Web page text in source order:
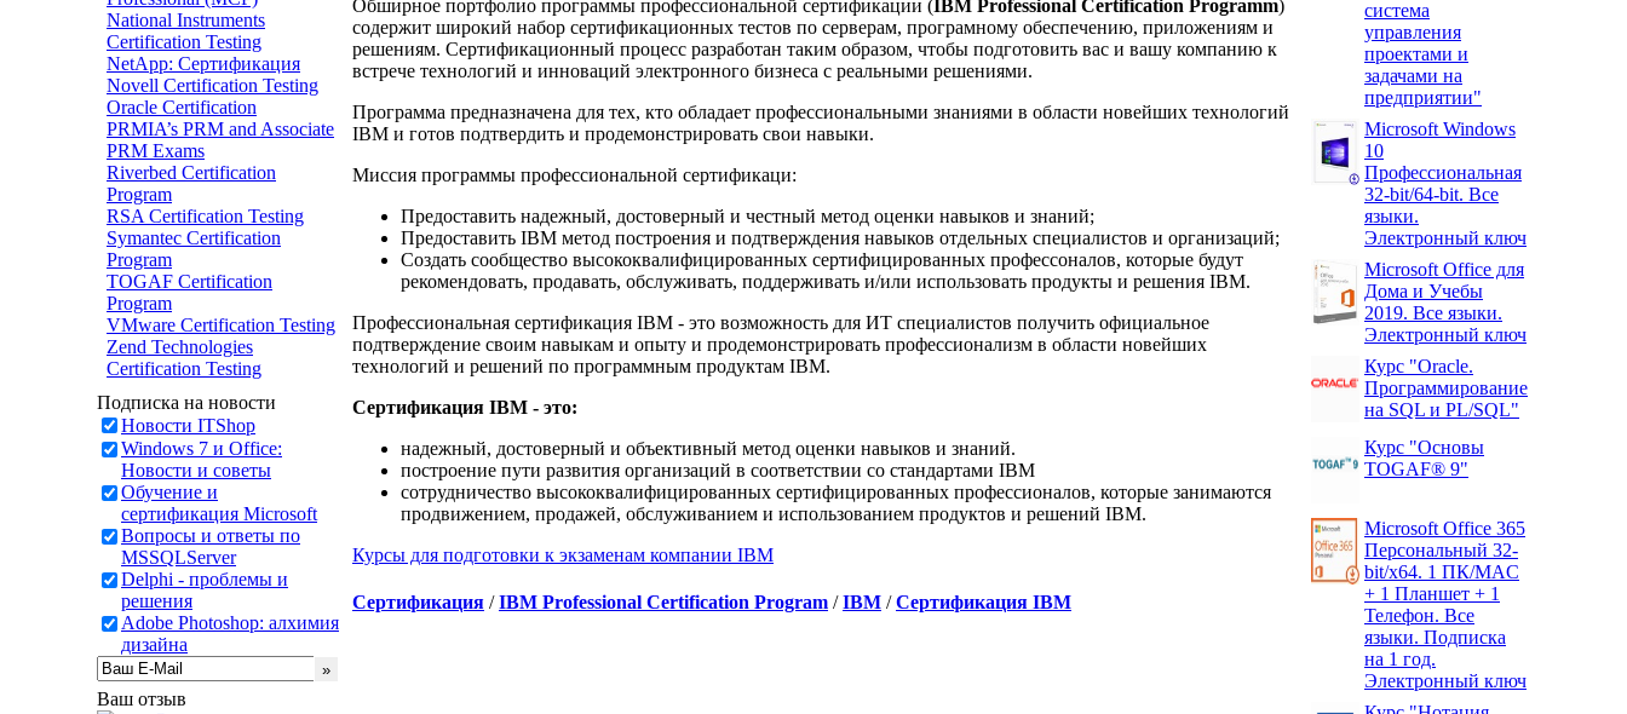
National Instruments
Certification Testing
NetApp: Сертификация
Novell Certification Testing
Oracle Certification
PRMIA’s PRM and Associate
PRM Exams
Riverbed Certification
Program
RSA Certification Testing
Symantec Certification
Program
TOGAF Certification
Program
VMware Certification Testing
Zend Technologies
Certification Testing
Подписка на новости
Новости ITShop
Windows 7 и Office:
Новости и советы
Обучение и
сертификация Microsoft
Вопросы и ответы по
MSSQLServer
Delphi - проблемы и
решения
Adobe Photoshop: алхимия
дизайна
Ваш отзыв
Обширное портфолио программы профессиональной сертификации (IBM Professional Certification Programm)
содержит широкий набор сертификационных тестов по серверам, програмному обеспечению, приложениям и
решениям. Сертификационный процесс разработан таким образом, чтобы подготовить вас и вашу компанию к
встрече технологий и инноваций электронного бизнеса с реальными решениями.
Программа предназначена для тех, кто обладает профессиональными знаниями в области новейших технологий
IBM и готов подтвердить и продемонстрировать свои навыки.
Миссия программы профессиональной сертификаци:
Предоставить надежный, достоверный и честный метод оценки навыков и знаний;
Предоставить IBM метод построения и подтверждения навыков отдельных специалистов и организаций;
Создать сообщество высококвалифицированных сертифицированных профессоналов, которые будут
рекомендовать, продавать, обслуживать, поддерживать и/или использовать продукты и решения IBM.
Профессиональная сертификация IBM - это возможность для ИТ специалистов получить официальное
подтверждение своим навыкам и опыту и продемонстрировать профессионализм в области новейших
технологий и решений по программным продуктам IBM.
Сертификация IBM - это:
надежный, достоверный и объективный метод оценки навыков и знаний.
построение пути развития организаций в соответствии со стандартами IBM
сотрудничество высококвалифицированных сертифицированных профессионалов, которые занимаются
продвижением, продажей, обслуживанием и использованием продуктов и решений IBM.
Курсы для подготовки к экзаменам компании IBM
Сертификация /IBM Professional Certification Program /IBM /Сертификация IBM
система
управления
проектами и
задачами на
предприятии"
Microsoft Windows
10
Профессиональная
32-bit/64-bit. Все
языки.
Электронный ключ
Microsoft Office для
Дома и Учебы
2019. Все языки.
Электронный ключ
Курс "Oracle.
Программирование
на SQL и PL/SQL"
Курс "Основы
TOGAF® 9"
Microsoft Office 365
Персональный 32-
bit/x64. 1 ПК/MAC
+ 1 Планшет + 1
Телефон. Все
языки. Подписка
на 1 год.
Электронный ключ